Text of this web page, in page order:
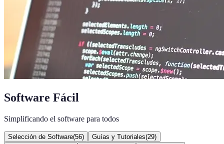
Software Fácil
Simplificando el software para todos
Selección de Software(56) Guías y Tutoriales(29)